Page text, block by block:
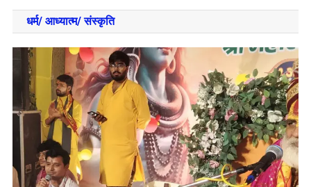
धर्म/ आध्‍यात्‍म/ संस्‍कृति